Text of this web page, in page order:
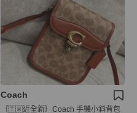
Coach
｛🇹🇼近全新｝Coach 手機小斜背包